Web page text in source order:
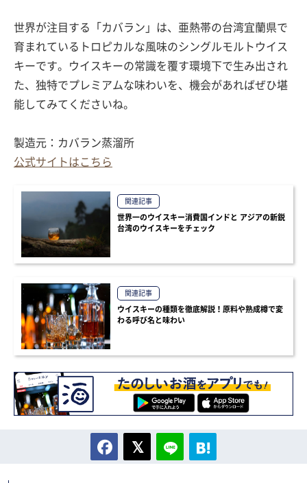
世界が注目する「カバラン」は、亜熱帯の台湾宜蘭県で
育まれているトロピカルな風味のシングルモルトウイス
キーです。ウイスキーの常識を覆す環境下で生み出され
た、独特でプレミアムな味わいを、機会があればぜひ堪
能してみてくださいね。
製造元：カバラン蒸溜所
公式サイトはこちら
関連記事
世界一のウイスキー消費国インドと アジアの新鋭
台湾のウイスキーをチェック
関連記事
ウイスキーの種類を徹底解説！原料や熟成樽で変
わる呼び名と味わい